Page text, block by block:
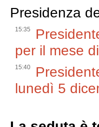
Presidenza
15:35
per il mese
15:40
lunedì 5